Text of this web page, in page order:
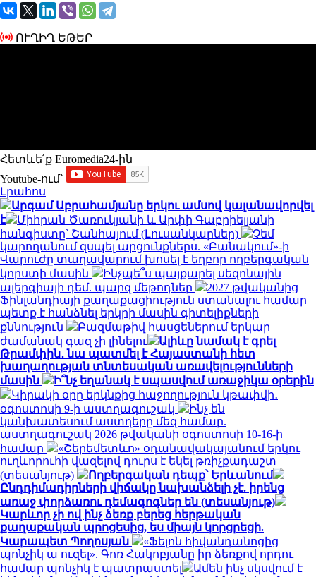
ՈՒՂԻՂ ԵԹԵՐ
Հետևե՛ք Euromedia24-ին
Youtube-ում`
Լրահոս
Արգամ Աբրահամյանը երկու ամսով կալանավորվել
է
Միհրան Ծառուկյանի և Արփի Գաբրիելյանի
հանգիստը՝ Շանհայում (Լուսանկարներ)
Չեմ
կարողանում զսպել արցունքներս. «Բանակում»-ի
Վարուժը տաղավարում խոսել է եղբոր ողբերգական
կորստի մասին
Ինչպե՞ս պայքարել սեզոնային
ալերգիայի դեմ. պարզ մեթոդներ
2027 թվականից
Ֆինլանդիայի քաղաքացիություն ստանալու համար
պետք է հանձնել երկրի մասին գիտելիքների
քննություն
Բազմաթիվ հասցեներում երկար
ժամանակ գազ չի լինելու
Ալիևը նամակ է գրել
Թրամփին․ նա պատմել է Հայաստանի հետ
խաղաղության տնտեսական առավելությունների
մասին
Ի՞նչ եղանակ է սպասվում առաջիկա օրերին
Կիրակի օրը երկնքից հաջողություն կթափվի․
օգոստոսի 9-ի աստղագուշակ
Ինչ են
կանխատեսում աստղերը մեզ համար.
աստղագուշակ 2026 թվականի օգոստոսի 10-16-ի
համար
«Շերեմետևո» օդանավակայանում երկու
ուղևորուհի վազելով դուրս է եկել թռիչքադաշտ
(տեսանյութ)
Ողբերգական դեպք՝ Երևանում
Ընդդիմադիրների վիճակը նախանձելի չէ. իրենց
առաջ փորձառու դեմագոգներ են (տեսանյութ)
Կարևոր չի ով ինչ ձեռք բերեց հերթական
քաղաքական պրոցեսից, ես միայն կորցրեցի.
Կարապետ Պողոսյան
«Ֆելոն հիվանդանոցից
պոնչիկ ա ուզել». Գոռ Հակոբյանը իր ձեռքով որդու
համար պոնչիկ է պատրաստել
Ամեն ինչ սկսվում է